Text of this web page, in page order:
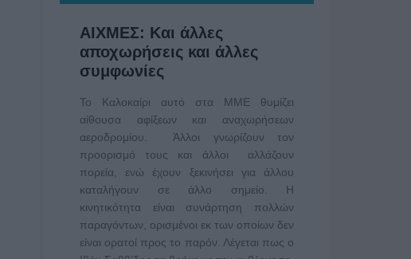
ΑΙΧΜΕΣ: Και άλλες
αποχωρήσεις και άλλες
συμφωνίες
Το Καλοκαίρι αυτό στα ΜΜΕ θυμίζει
αίθουσα αφίξεων και αναχωρήσεων
αεροδρομίου. Άλλοι γνωρίζουν τον
προορισμό τους και άλλοι αλλάζουν
πορεία, ενώ έχουν ξεκινήσει για άλλου
καταλήγουν σε άλλο σημείο. Η
κινητικότητα είναι συνάρτηση πολλών
παραγόντων, ορισμένοι εκ των οποίων δεν
είναι ορατοί προς το παρόν. Λέγεται πως ο